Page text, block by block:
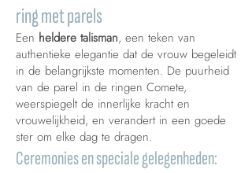
ring met parels
Een heldere talisman, een teken van
authentieke elegantie dat de vrouw begeleidt
in de belangrijkste momenten. De puurheid
van de parel in de ringen Comete,
weerspiegelt de innerlijke kracht en
vrouwelijkheid, en verandert in een goede
ster om elke dag te dragen.
Ceremonies en speciale gelegenheden: